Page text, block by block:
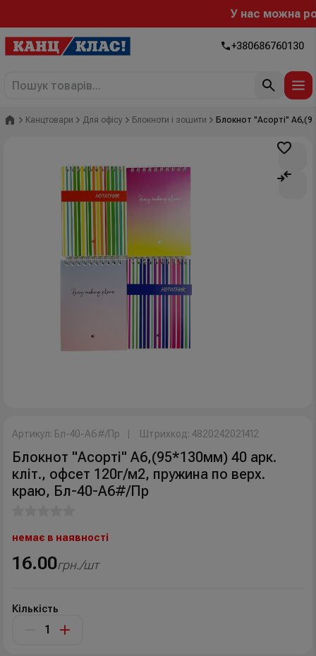
У нас можна
+380686760130
Головна
Канцтовари Для офісу Блокноти і зошити Блокнот "Асорті"
Артикул: Бл-40-А6#/Пр Штрихкод: 4820242021412
Блокнот "Асорті" А6,(95*130мм) 40 арк.
кліт., офсет 120г/м2, пружина по верх.
краю, Бл-40-А6#/Пр
немає в наявності
16.00грн./шт
Кількість